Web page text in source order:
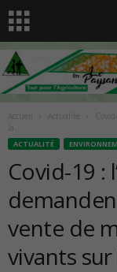
ACTUALITÉ
Covid-19 :
vente de
vivants